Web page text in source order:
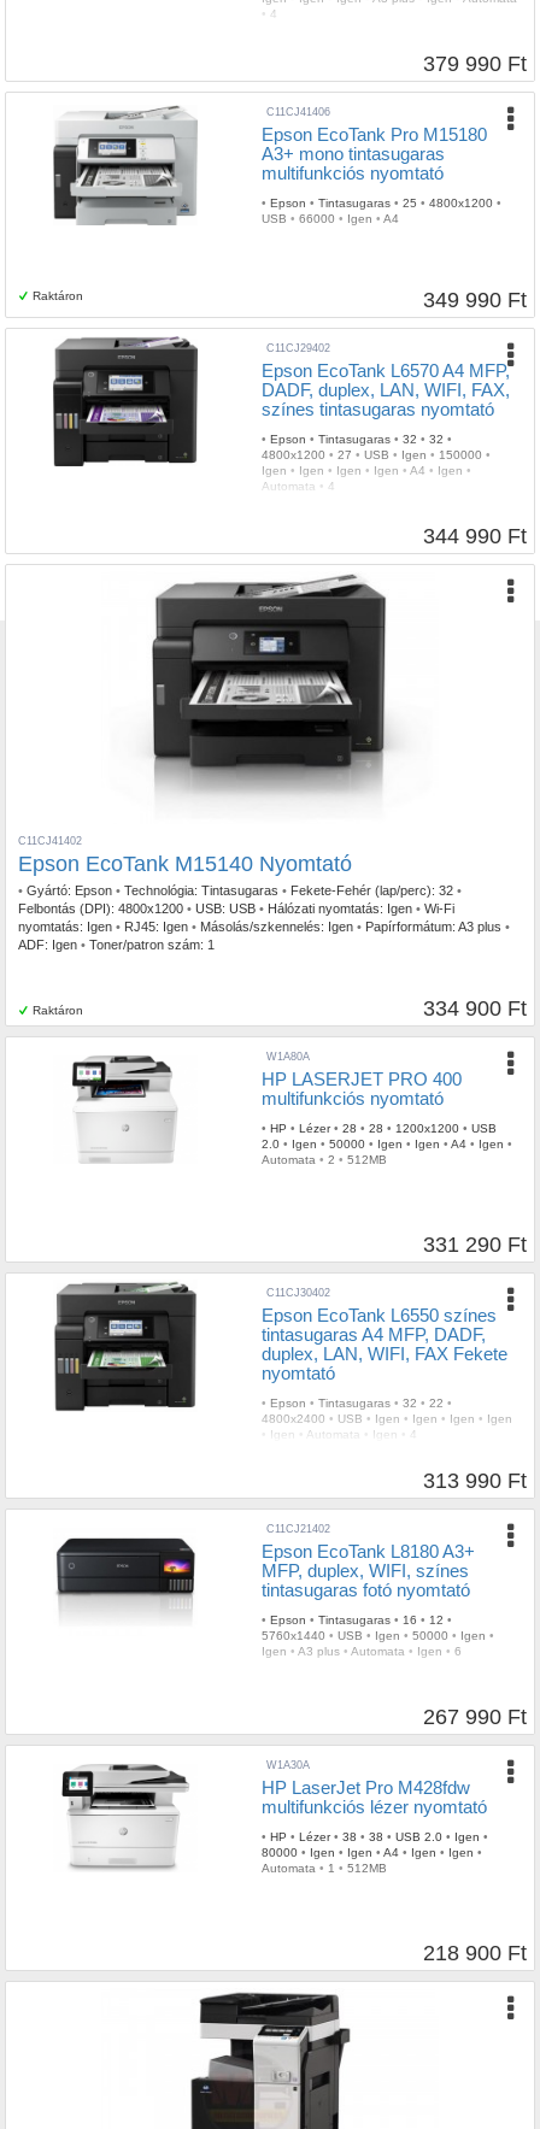
• 4
379 990 Ft
Raktáron
C11CJ41406
Epson EcoTank Pro M15180
A3+ mono tintasugaras
multifunkciós nyomtató
• Epson • Tintasugaras • 25 • 4800x1200 •
USB • 66000 • Igen • A4
349 990 Ft
C11CJ29402
Epson EcoTank L6570 A4 MFP,
DADF, duplex, LAN, WIFI, FAX,
színes tintasugaras nyomtató
• Epson • Tintasugaras • 32 • 32 •
4800x1200 • 27 • USB • Igen • 150000 •
Igen • Igen • Igen • Igen • A4 • Igen •
Automata • 4
344 990 Ft
Raktáron
C11CJ41402
Epson EcoTank M15140 Nyomtató
• Gyártó: Epson • Technológia: Tintasugaras • Fekete-Fehér (lap/perc): 32 •
Felbontás (DPI): 4800x1200 • USB: USB • Hálózati nyomtatás: Igen • Wi-Fi
nyomtatás: Igen • RJ45: Igen • Másolás/szkennelés: Igen • Papírformátum: A3 plus •
ADF: Igen • Toner/patron szám: 1
334 900 Ft
W1A80A
HP LASERJET PRO 400
multifunkciós nyomtató
• HP • Lézer • 28 • 28 • 1200x1200 • USB
2.0 • Igen • 50000 • Igen • Igen • A4 • Igen •
Automata • 2 • 512MB
331 290 Ft
C11CJ30402
Epson EcoTank L6550 színes
tintasugaras A4 MFP, DADF,
duplex, LAN, WIFI, FAX Fekete
nyomtató
• Epson • Tintasugaras • 32 • 22 •
4800x2400 • USB • Igen • Igen • Igen • Igen
Igen Automata Igen 4
313 990 Ft
C11CJ21402
Epson EcoTank L8180 A3+
MFP, duplex, WIFI, színes
tintasugaras fotó nyomtató
• Epson • Tintasugaras • 16 • 12 •
5760x1440 • USB • Igen • 50000 • Igen •
Igen • A3 plus • Automata • Igen • 6
267 990 Ft
W1A30A
HP LaserJet Pro M428fdw
multifunkciós lézer nyomtató
• HP • Lézer • 38 • 38 • USB 2.0 • Igen •
80000 • Igen • Igen • A4 • Igen • Igen •
Automata • 1 • 512MB
218 900 Ft